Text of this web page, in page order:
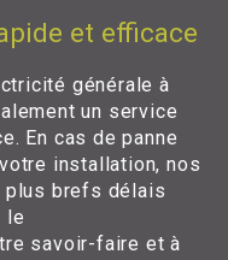
et efficace
générale à
un service
En cas de panne
installation, nos
plus brefs délais
le
savoir-faire et à